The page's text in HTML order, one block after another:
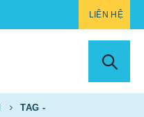
LIÊN HỆ
TAG -